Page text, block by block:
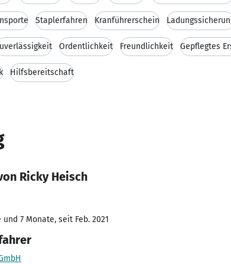
Staplerfahren Kranführerschein
Ordentlichkeit Freundlichkeit Gepflegtes
Hilfsbereitschaft
Ricky Heisch
und 7 Monate, seit Feb. 2021